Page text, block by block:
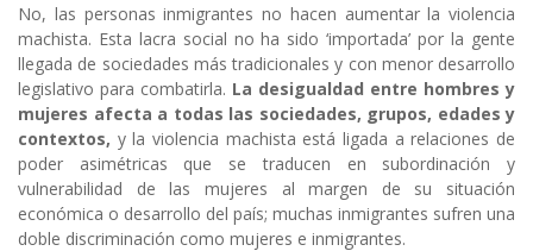
No, las personas inmigrantes no hacen aumentar la violencia
machista. Esta lacra social no ha sido ‘importada’ por la gente
llegada de sociedades más tradicionales y con menor desarrollo
legislativo para combatirla. La desigualdad entre hombres y
mujeres afecta a todas las sociedades, grupos, edades y
contextos, y la violencia machista está ligada a relaciones de
poder asimétricas que se traducen en subordinación y
vulnerabilidad de las mujeres al margen de su situación
económica o desarrollo del país; muchas inmigrantes sufren una
doble discriminación como mujeres e inmigrantes.